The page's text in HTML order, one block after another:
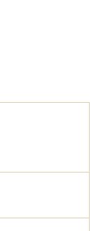
Fit. für